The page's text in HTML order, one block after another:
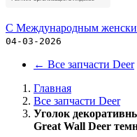
С Международным
04-03-2026
← Все запчасти Deer
Главная
Все запчасти Deer
Уголок
Great Wall Deer